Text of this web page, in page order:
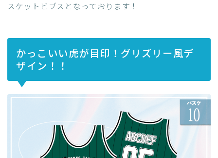
スケットビブスとなっております！
かっこいい虎が目印！グリズリー風デ
ザイン！！